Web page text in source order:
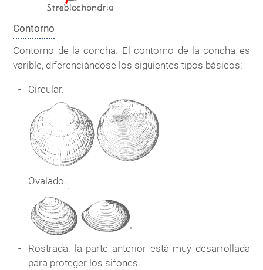
Contorno
Contorno de la concha. El contorno de la concha es
varible, diferenciándose los siguientes tipos básicos:
Circular.
Ovalado.
Rostrada: la parte anterior está muy desarrollada
para proteger los sifones.